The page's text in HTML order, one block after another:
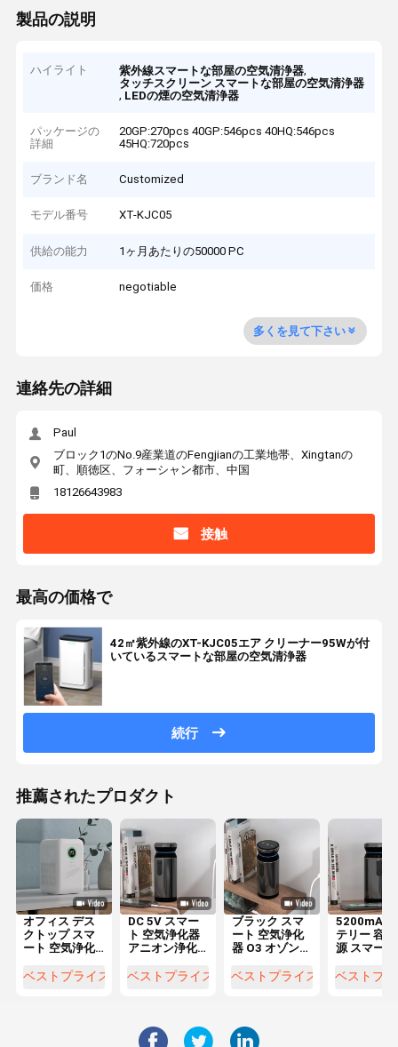
製品の説明
ハイライト 紫外線スマートな部屋の空気清浄器,
タッチスクリーン スマートな部屋の空気清浄器
, LEDの煙の空気清浄器
パッケージの
詳細
20GP:270pcs 40GP:546pcs 40HQ:546pcs
45HQ:720pcs
ブランド名 Customized
モデル番号 XT-KJC05
供給の能力 1ヶ月あたりの50000 PC
価格 negotiable
多くを見て下さい
連絡先の詳細
Paul
ブロック1のNo.9産業道のFengjianの工業地帯、Xingtanの
町、順徳区、フォーシャン都市、中国
18126643983
接触
最高の価格で
42㎡紫外線のXT-KJC05エア クリーナー95Wが付
いているスマートな部屋の空気清浄器
続行
推薦されたプロダクト
オフィス デス
クトップ スマ
ート 空気浄化
能 霧のない湿
ベストプライス
DC 5V スマー
ト 空気浄化器
アニオン浄化
ー 車用空気浄
ベストプライス
ブラック スマ
ート 空気浄化
器 O3 オゾン
ヒド 臭い そし
ベストプライス
5200mAh
テリー 容量
源 スマート
ン発電機
ベストプ